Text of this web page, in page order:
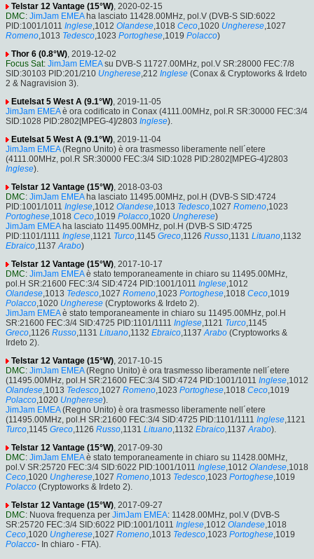
Telstar 12 Vantage (15°W), 2020-02-15
DMC: JimJam EMEAha lasciato 11428.00MHz, pol.V (DVB-S SID:6022
PID:1001/1011 Inglese,1012 Olandese,1018 Ceco,1020 Ungherese,1027
Romeno,1013 Tedesco,1023 Portoghese,1019 Polacco)
Thor 6 (0.8°W), 2019-12-02
Focus Sat: JimJam EMEAsu DVB-S 11727.00MHz, pol.V SR:28000 FEC:7/8
SID:30103 PID:201/210 Ungherese,212 Inglese (Conax & Cryptoworks & Irdeto
2 & Nagravision 3).
Eutelsat 5 West A (9.1°W), 2019-11-05
JimJam EMEAè ora codificato in Conax (4111.00MHz, pol.R SR:30000 FEC:3/4
SID:1028 PID:2802[MPEG-4]/2803 Inglese).
Eutelsat 5 West A (9.1°W), 2019-11-04
JimJam EMEA(Regno Unito) è ora trasmesso liberamente nell´etere
(4111.00MHz, pol.R SR:30000 FEC:3/4 SID:1028 PID:2802[MPEG-4]/2803
Inglese).
Telstar 12 Vantage (15°W), 2018-03-03
DMC: JimJam EMEAha lasciato 11495.00MHz, pol.H (DVB-S SID:4724
PID:1001/1011 Inglese,1012 Olandese,1013 Tedesco,1027 Romeno,1023
Portoghese,1018 Ceco,1019 Polacco,1020 Ungherese)
JimJam EMEAha lasciato 11495.00MHz, pol.H (DVB-S SID:4725
PID:1101/1111 Inglese,1121 Turco,1145 Greco,1126 Russo,1131 Lituano,1132
Ebraico,1137 Arabo)
Telstar 12 Vantage (15°W), 2017-10-17
DMC: JimJam EMEAè stato temporaneamente in chiaro su 11495.00MHz,
pol.H SR:21600 FEC:3/4 SID:4724 PID:1001/1011 Inglese,1012
Olandese,1013 Tedesco,1027 Romeno,1023 Portoghese,1018 Ceco,1019
Polacco,1020 Ungherese (Cryptoworks & Irdeto 2).
JimJam EMEAè stato temporaneamente in chiaro su 11495.00MHz, pol.H
SR:21600 FEC:3/4 SID:4725 PID:1101/1111 Inglese,1121 Turco,1145
Greco,1126 Russo,1131 Lituano,1132 Ebraico,1137 Arabo (Cryptoworks &
Irdeto 2).
Telstar 12 Vantage (15°W), 2017-10-15
DMC: JimJam EMEA(Regno Unito) è ora trasmesso liberamente nell´etere
(11495.00MHz, pol.H SR:21600 FEC:3/4 SID:4724 PID:1001/1011 Inglese,1012
Olandese,1013 Tedesco,1027 Romeno,1023 Portoghese,1018 Ceco,1019
Polacco,1020 Ungherese).
JimJam EMEA(Regno Unito) è ora trasmesso liberamente nell´etere
(11495.00MHz, pol.H SR:21600 FEC:3/4 SID:4725 PID:1101/1111 Inglese,1121
Turco,1145 Greco,1126 Russo,1131 Lituano,1132 Ebraico,1137 Arabo).
Telstar 12 Vantage (15°W), 2017-09-30
DMC: JimJam EMEAè stato temporaneamente in chiaro su 11428.00MHz,
pol.V SR:25720 FEC:3/4 SID:6022 PID:1001/1011 Inglese,1012 Olandese,1018
Ceco,1020 Ungherese,1027 Romeno,1013 Tedesco,1023 Portoghese,1019
Polacco (Cryptoworks & Irdeto 2).
Telstar 12 Vantage (15°W), 2017-09-27
DMC: Nuova frequenza per JimJam EMEA: 11428.00MHz, pol.V (DVB-S
SR:25720 FEC:3/4 SID:6022 PID:1001/1011 Inglese,1012 Olandese,1018
Ceco,1020 Ungherese,1027 Romeno,1013 Tedesco,1023 Portoghese,1019
Polacco- In chiaro - FTA).